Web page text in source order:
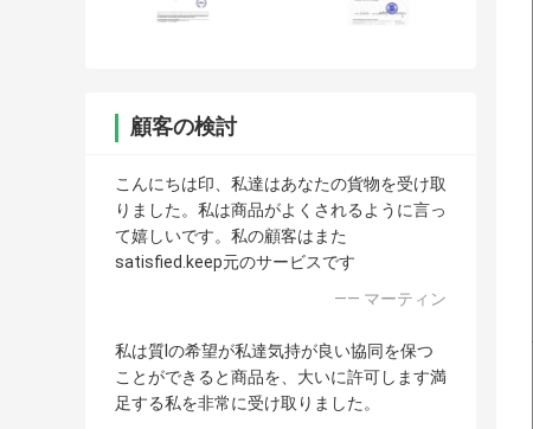
顧客の検討
こんにちは印、私達はあなたの貨物を受け取
りました。私は商品がよくされるように言っ
て嬉しいです。私の顧客はまた
satisfied.keep元のサービスです
—— マーティン
私は質Iの希望が私達気持が良い協同を保つ
ことができると商品を、大いに許可します満
足する私を非常に受け取りました。